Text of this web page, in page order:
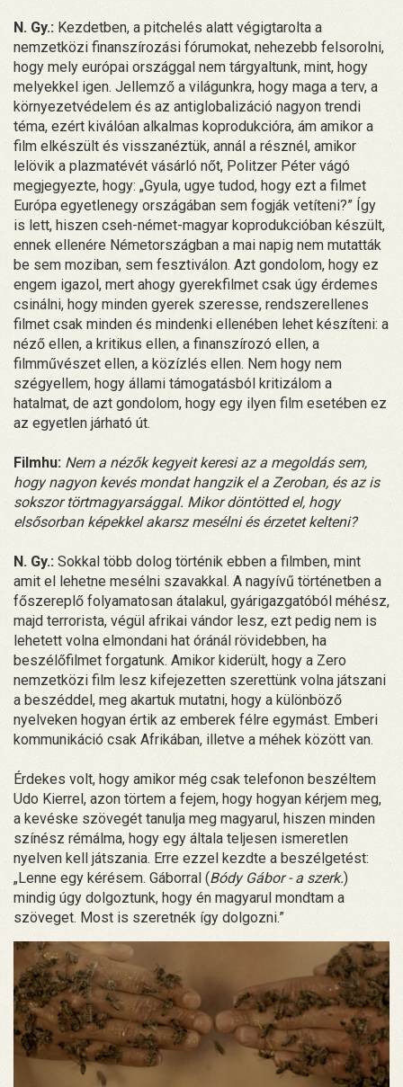
N. Gy.: Kezdetben, a pitchelés alatt végigtarolta a
nemzetközi finanszírozási fórumokat, nehezebb felsorolni,
hogy mely európai országgal nem tárgyaltunk, mint, hogy
melyekkel igen. Jellemző a világunkra, hogy maga a terv, a
környezetvédelem és az antiglobalizáció nagyon trendi
téma, ezért kiválóan alkalmas koprodukcióra, ám amikor a
film elkészült és visszanéztük, annál a résznél, amikor
lelövik a plazmatévét vásárló nőt, Politzer Péter vágó
megjegyezte, hogy: „Gyula, ugye tudod, hogy ezt a filmet
Európa egyetlenegy országában sem fogják vetíteni?” Így
is lett, hiszen cseh-német-magyar koprodukcióban készült,
ennek ellenére Németországban a mai napig nem mutatták
be sem moziban, sem fesztiválon. Azt gondolom, hogy ez
engem igazol, mert ahogy gyerekfilmet csak úgy érdemes
csinálni, hogy minden gyerek szeresse, rendszerellenes
filmet csak minden és mindenki ellenében lehet készíteni: a
néző ellen, a kritikus ellen, a finanszírozó ellen, a
filmművészet ellen, a közízlés ellen. Nem hogy nem
szégyellem, hogy állami támogatásból kritizálom a
hatalmat, de azt gondolom, hogy egy ilyen film esetében ez
az egyetlen járható út.
Filmhu: Nem a nézők kegyeit keresi az a megoldás sem,
hogy nagyon kevés mondat hangzik el a Zeroban, és az is
sokszor törtmagyarsággal. Mikor döntötted el, hogy
elsősorban képekkel akarsz mesélni és érzetet kelteni?
N. Gy.: Sokkal több dolog történik ebben a filmben, mint
amit el lehetne mesélni szavakkal. A nagyívű történetben a
főszereplő folyamatosan átalakul, gyárigazgatóból méhész,
majd terrorista, végül afrikai vándor lesz, ezt pedig nem is
lehetett volna elmondani hat óránál rövidebben, ha
beszélőfilmet forgatunk. Amikor kiderült, hogy a Zero
nemzetközi film lesz kifejezetten szerettünk volna játszani
a beszéddel, meg akartuk mutatni, hogy a különböző
nyelveken hogyan értik az emberek félre egymást. Emberi
kommunikáció csak Afrikában, illetve a méhek között van.
Érdekes volt, hogy amikor még csak telefonon beszéltem
Udo Kierrel, azon törtem a fejem, hogy hogyan kérjem meg,
a kevéske szövegét tanulja meg magyarul, hiszen minden
színész rémálma, hogy egy általa teljesen ismeretlen
nyelven kell játszania. Erre ezzel kezdte a beszélgetést:
„Lenne egy kérésem. Gáborral (Bódy Gábor - a szerk.)
mindig úgy dolgoztunk, hogy én magyarul mondtam a
szöveget. Most is szeretnék így dolgozni.”